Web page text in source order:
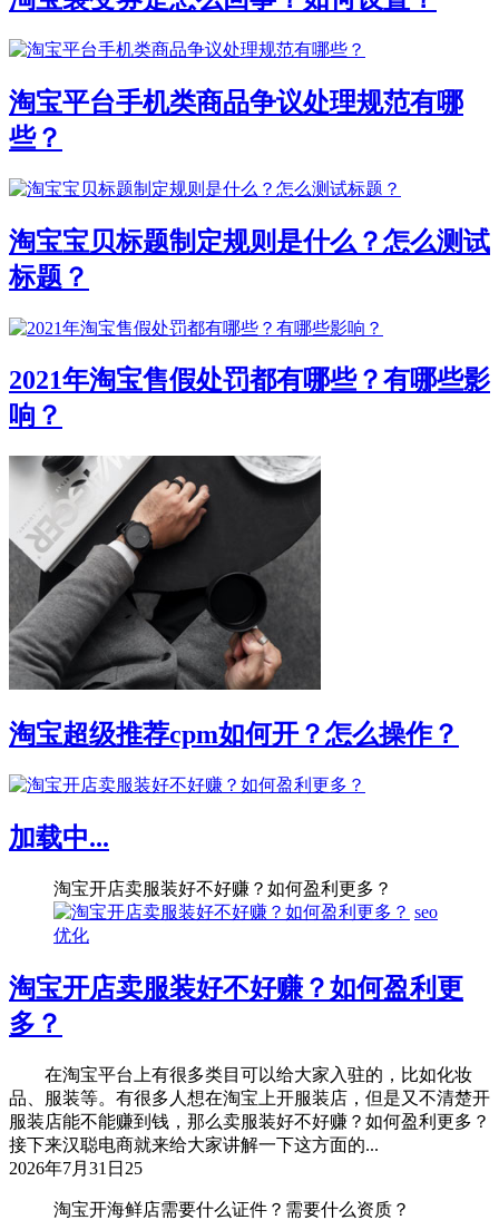
淘宝平台手机类商品争议处理规范有哪
些？
淘宝宝贝标题制定规则是什么？怎么测试
标题？
2021年淘宝售假处罚都有哪些？有哪些影
响？
淘宝超级推荐cpm如何开？怎么操作？
加载中...
淘宝开店卖服装好不好赚？如何盈利更多？
seo
优化
淘宝开店卖服装好不好赚？如何盈利更
多？
在淘宝平台上有很多类目可以给大家入驻的，比如化妆
品、服装等。有很多人想在淘宝上开服装店，但是又不清楚开
服装店能不能赚到钱，那么卖服装好不好赚？如何盈利更多？
接下来汉聪电商就来给大家讲解一下这方面的...
2026年7月31日 25
淘宝开海鲜店需要什么证件？需要什么资质？